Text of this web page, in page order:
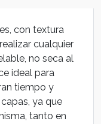
con textura
cualquier
no seca al
ideal para
tiempo y
ya que
tanto en